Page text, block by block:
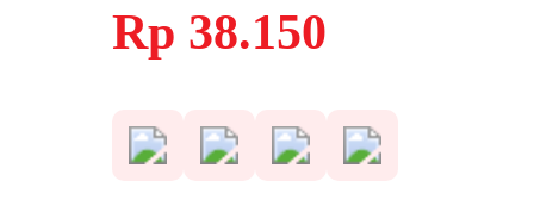
Harga
aslinya
adalah:
Rp 38.150